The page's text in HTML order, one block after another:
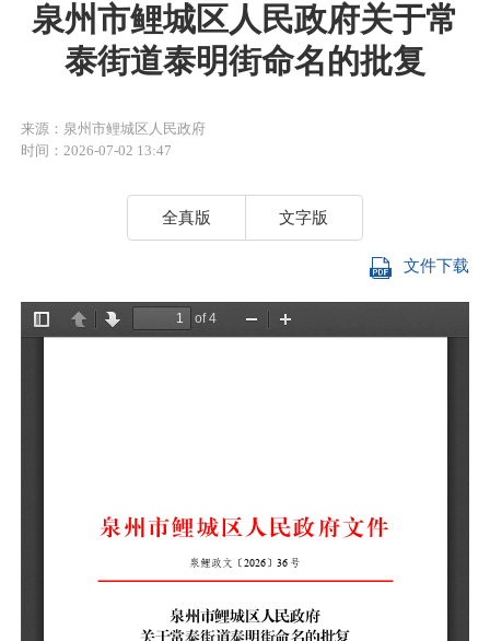
泉州市鲤城区人民政府关于常
泰街道泰明街命名的批复
来源：泉州市鲤城区人民政府
时间：2026-07-02 13:47
全真版 文字版
文件下载